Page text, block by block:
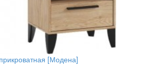
[Модена]